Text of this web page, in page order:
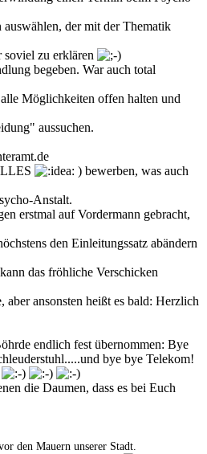
auswählen, der mit der Thematik
soviel zu erklären
begeben. War auch total
Möglichkeiten offen halten und
aussuchen.
) bewerben, was auch
Anstalt.
erstmal auf Vordermann gebracht,
den Einleitungssatz abändern
das fröhliche Verschicken
ansonsten heißt es bald: Herzlich
endlich fest übernommen: Bye
bye bye Telekom!
die Daumen, dass es bei Euch
den Mauern unserer Stadt.